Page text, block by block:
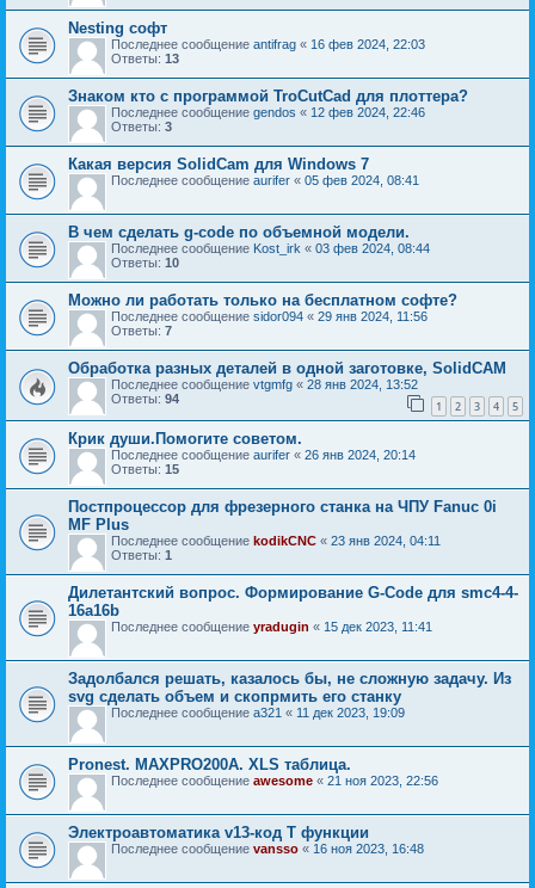
Nesting софт
Последнее сообщение antifrag « 16 фев 2024, 22:03
Ответы: 13
Знаком кто с программой TroCutCad для плоттера?
Последнее сообщение gendos « 12 фев 2024, 22:46
Ответы: 3
Какая версия SolidCam для Windows 7
Последнее сообщение aurifer « 05 фев 2024, 08:41
В чем сделать g-code по объемной модели.
Последнее сообщение Kost_irk « 03 фев 2024, 08:44
Ответы: 10
Можно ли работать только на бесплатном софте?
Последнее сообщение sidor094 « 29 янв 2024, 11:56
Ответы: 7
Обработка разных деталей в одной заготовке, SolidCAM
Последнее сообщение vtgmfg « 28 янв 2024, 13:52
Ответы: 94 1 2 3 4 5
Крик души.Помогите советом.
Последнее сообщение aurifer « 26 янв 2024, 20:14
Ответы: 15
Постпроцессор для фрезерного станка на ЧПУ Fanuc 0i
MF Plus
Последнее сообщение kodikCNC « 23 янв 2024, 04:11
Ответы: 1
Дилетантский вопрос. Формирование G-Code для smc4-4-
16a16b
Последнее сообщение yradugin « 15 дек 2023, 11:41
Задолбался решать, казалось бы, не сложную задачу. Из
svg сделать объем и скопрмить его станку
Последнее сообщение a321 « 11 дек 2023, 19:09
Pronest. MAXPRO200A. XLS таблица.
Последнее сообщение awesome « 21 ноя 2023, 22:56
Электроавтоматика v13-код Т функции
Последнее сообщение vansso « 16 ноя 2023, 16:48